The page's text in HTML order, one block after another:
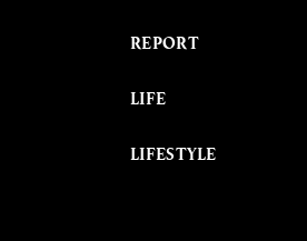
REPORT
LIFE
LIFESTYLE